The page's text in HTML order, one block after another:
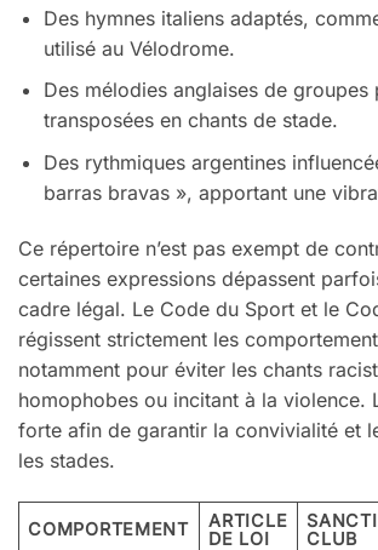
Des hymnes italiens adaptés,
utilisé au Vélodrome.
Des mélodies anglaises de groupes
transposées en chants de stade.
Des rythmiques argentines
barras bravas », apportant une
Ce répertoire n’est pas exempt de
certaines expressions dépassent
cadre légal. Le Code du Sport et le
régissent strictement les
notamment pour éviter les chants
homophobes ou incitant à la violence.
forte afin de garantir la convivialité et
les stades.
COMPORTEMENT
ARTICLE
DE LOI
CLUB